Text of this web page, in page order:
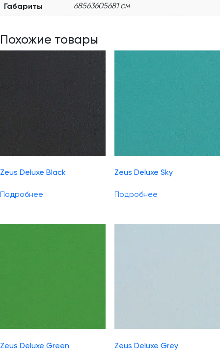
Габариты 68563605681 см
Похожие товары
Zeus Deluxe Black
Подробнее
Zeus Deluxe Sky
Подробнее
Zeus Deluxe Green Zeus Deluxe Grey